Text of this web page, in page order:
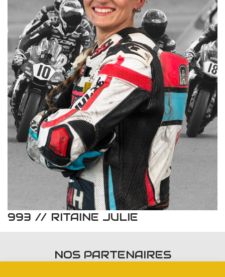
accéder à la billetterie
993 // RITAINE JULIE
NOS PARTENAIRES